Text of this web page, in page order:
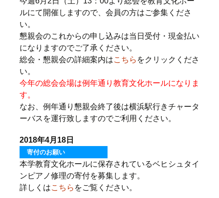
ルにて開催しますので、会員の方はご参集くださ
い。
懇親会のこれからの申し込みは当日受付・現金払い
になりますのでご了承ください。
総会・懇親会の詳細案内はこちら をクリックくださ
い。
今年の総会会場は例年通り教育文化ホールになりま
す。
なお、例年通り懇親会終了後は横浜駅行きチャータ
ーバスを運行致しますのでご利用ください。
2018年4月18日
寄付のお願い
本学教育文化ホールに保存されているベヒシュタイ
ンピアノ修理の寄付を募集します。
詳しくはこちら をご覧ください。